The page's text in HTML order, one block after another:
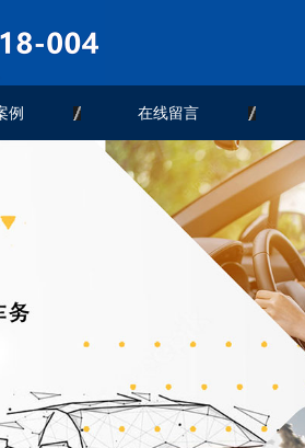
例 在线留言